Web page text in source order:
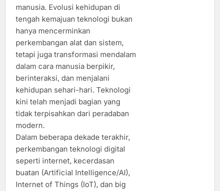
manusia. Evolusi kehidupan di
tengah kemajuan teknologi bukan
hanya mencerminkan
perkembangan alat dan sistem,
tetapi juga transformasi mendalam
dalam cara manusia berpikir,
berinteraksi, dan menjalani
kehidupan sehari-hari. Teknologi
kini telah menjadi bagian yang
tidak terpisahkan dari peradaban
modern.
Dalam beberapa dekade terakhir,
perkembangan teknologi digital
seperti internet, kecerdasan
buatan (Artificial Intelligence/AI),
Internet of Things (IoT), dan big